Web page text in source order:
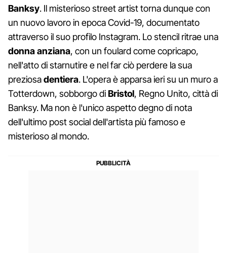
Banksy. Il misterioso street artist torna dunque con
un nuovo lavoro in epoca Covid-19, documentato
attraverso il suo profilo Instagram. Lo stencil ritrae una
donna anziana, con un foulard come copricapo,
nell'atto di starnutire e nel far ciò perdere la sua
preziosadentiera. L'opera è apparsa ieri su un muro a
Totterdown, sobborgo diBristol, Regno Unito, città di
Banksy. Ma non è l'unico aspetto degno di nota
dell'ultimo post social dell'artista più famoso e
misterioso al mondo.